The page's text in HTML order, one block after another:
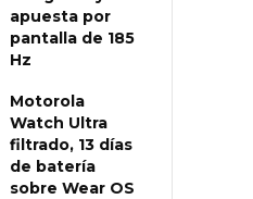
apuesta por
pantalla de 185
Hz
Motorola
Watch Ultra
filtrado, 13 días
de batería
sobre Wear OS